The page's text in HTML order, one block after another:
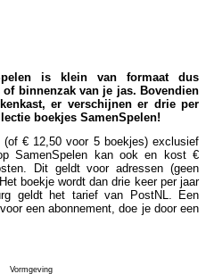
is klein van formaat dus
binnenzak van je jas. Bovendien
er verschijnen er drie per
boekjes SamenSpelen!
€ 12,50 voor 5 boekjes) exclusief
SamenSpelen kan ook en kost €
Dit geldt voor adressen (geen
boekje wordt dan drie keer per jaar
geldt het tarief van PostNL. Een
een abonnement, doe je door een
Vormgeving